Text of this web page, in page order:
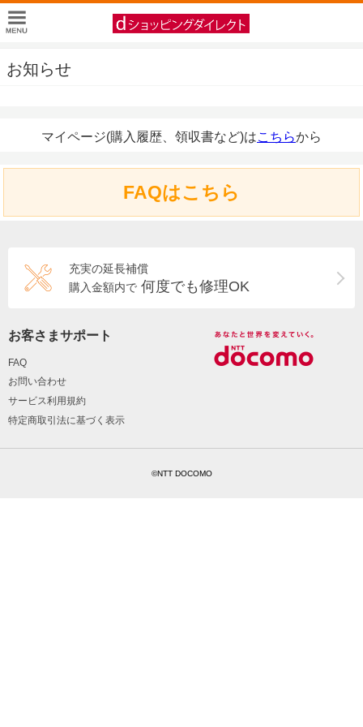
お知らせ
マイページ(購入履歴、領収書など)はこちらから
FAQはこちら
充実の延長補償
購入金額内で 何度でも修理OK
お客さまサポート
FAQ
お問い合わせ
サービス利用規約
特定商取引法に基づく表示
©NTT DOCOMO